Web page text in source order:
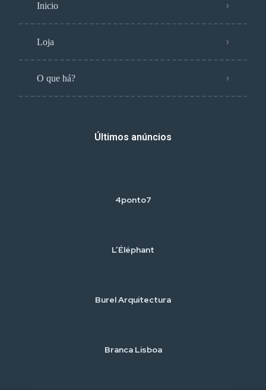
Inicio
Loja
O que há?
Últimos anúncios
4ponto7
L’Éléphant
Burel Arquitectura
Branca Lisboa